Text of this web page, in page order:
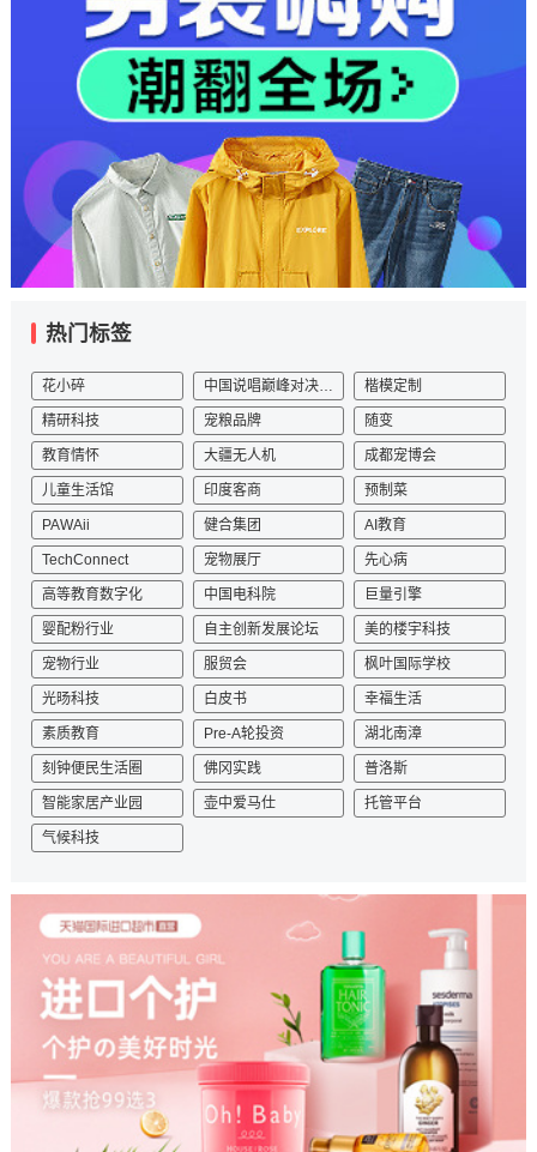
热门标签
花小碎 中国说唱巅峰对决2023 楷模定制
精研科技 宠粮品牌 随变
教育情怀 大疆无人机 成都宠博会
儿童生活馆 印度客商 预制菜
PAWAii 健合集团 AI教育
TechConnect 宠物展厅 先心病
高等教育数字化 中国电科院 巨量引擎
婴配粉行业 自主创新发展论坛 美的楼宇科技
宠物行业 服贸会 枫叶国际学校
光旸科技 白皮书 幸福生活
素质教育 Pre-A轮投资 湖北南漳
刻钟便民生活圈 佛冈实践 普洛斯
智能家居产业园 壶中爱马仕 托管平台
气候科技